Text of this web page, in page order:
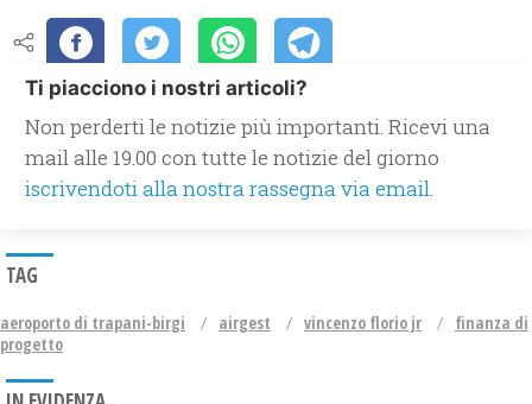
Ti piacciono i nostri articoli?
Non perderti le notizie più importanti. Ricevi una
mail alle 19.00 con tutte le notizie del giorno
iscrivendoti alla nostra rassegna via email.
TAG
aeroporto di trapani-birgi airgest vincenzo florio jr
finanza di
progetto